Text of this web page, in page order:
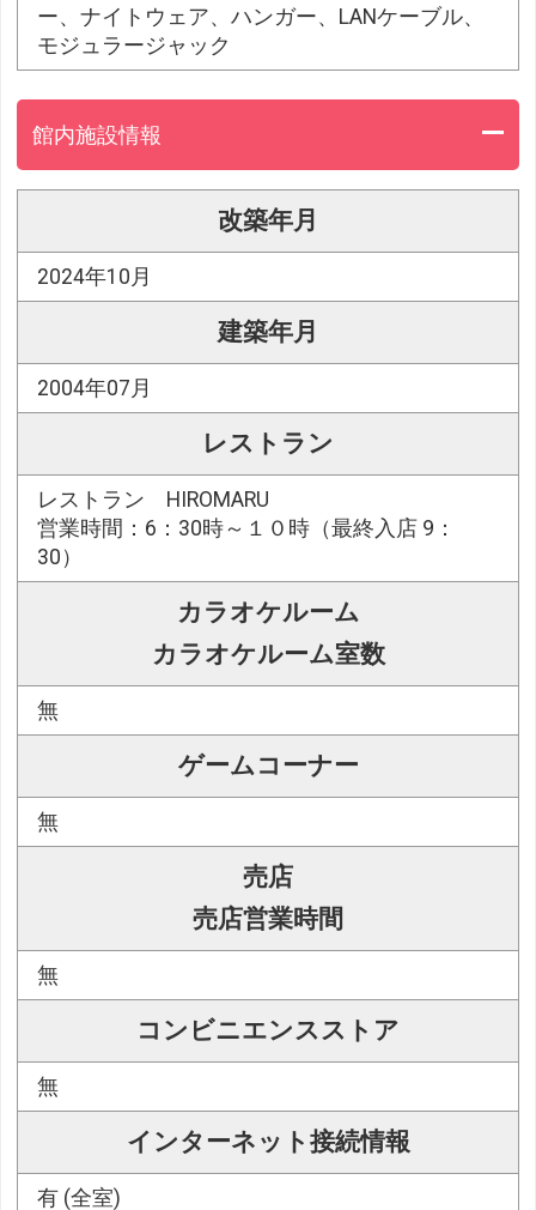
ー、ナイトウェア、ハンガー、LANケーブル、
モジュラージャック
館内施設情報
改築年月
2024年10月
建築年月
2004年07月
レストラン
レストラン HIROMARU
営業時間：6：30時～１０時（最終入店 9：
30）
カラオケルーム
カラオケルーム室数
無
ゲームコーナー
無
売店
売店営業時間
無
コンビニエンスストア
無
インターネット接続情報
有 (全室)